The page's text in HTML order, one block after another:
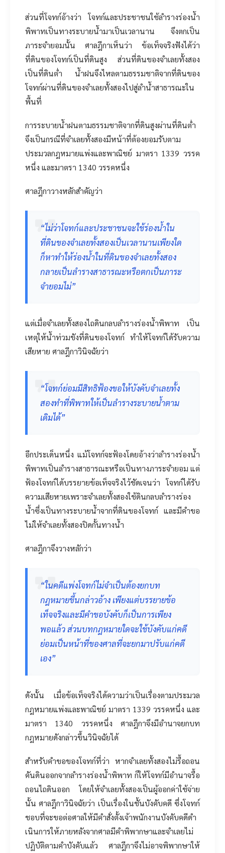
ส่วนที่โจทก์อ้างว่า โจทก์และประชาชนใช้ลำรางร่องน้ำ
พิพาทเป็นทางระบายน้ำมาเป็นเวลานาน จึงตกเป็น
ภาระจำยอมนั้น ศาลฎีกาเห็นว่า ข้อเท็จจริงฟังได้ว่า
ที่ดินของโจทก์เป็นที่ดินสูง ส่วนที่ดินของจำเลยทั้งสอง
เป็นที่ดินต่ำ น้ำฝนจึงไหลตามธรรมชาติจากที่ดินของ
โจทก์ผ่านที่ดินของจำเลยทั้งสองไปสู่ลำน้ำสาธารณะใน
พื้นที่
การระบายน้ำฝนตามธรรมชาติจากที่ดินสูงผ่านที่ดินต่ำ
จึงเป็นกรณีที่จำเลยทั้งสองมีหน้าที่ต้องยอมรับตาม
ประมวลกฎหมายแพ่งและพาณิชย์ มาตรา 1339 วรรค
หนึ่ง และมาตรา 1340 วรรคหนึ่ง
ศาลฎีกาวางหลักสำคัญว่า
“ไม่ว่าโจทก์และประชาชนจะใช้ร่องน้ำใน
ที่ดินของจำเลยทั้งสองเป็นเวลานานเพียงใด
ก็หาทำให้ร่องน้ำในที่ดินของจำเลยทั้งสอง
กลายเป็นลำรางสาธารณะหรือตกเป็นภาระ
จำยอมไม่”
แต่เมื่อจำเลยทั้งสองไถดินกลบลำรางร่องน้ำพิพาท เป็น
เหตุให้น้ำท่วมขังที่ดินของโจทก์ ทำให้โจทก์ได้รับความ
เสียหาย ศาลฎีกาวินิจฉัยว่า
“โจทก์ย่อมมีสิทธิฟ้องขอให้บังคับจำเลยทั้ง
สองทำที่พิพาทให้เป็นลำรางระบายน้ำตาม
เดิมได้”
อีกประเด็นหนึ่ง แม้โจทก์จะฟ้องโดยอ้างว่าลำรางร่องน้ำ
พิพาทเป็นลำรางสาธารณะหรือเป็นทางภาระจำยอม แต่
ฟ้องโจทก์ได้บรรยายข้อเท็จจริงไว้ชัดเจนว่า โจทก์ได้รับ
ความเสียหายเพราะจำเลยทั้งสองใช้ดินกลบลำรางร่อง
น้ำซึ่งเป็นทางระบายน้ำจากที่ดินของโจทก์ และมีคำขอ
ไม่ให้จำเลยทั้งสองปิดกั้นทางน้ำ
ศาลฎีกาจึงวางหลักว่า
“ในคดีแพ่งโจทก์ไม่จำเป็นต้องยกบท
กฎหมายขึ้นกล่าวอ้าง เพียงแต่บรรยายข้อ
เท็จจริงและมีคำขอบังคับก็เป็นการเพียง
พอแล้ว ส่วนบทกฎหมายใดจะใช้บังคับแก่คดี
ย่อมเป็นหน้าที่ของศาลที่จะยกมาปรับแก่คดี
เอง”
ดังนั้น เมื่อข้อเท็จจริงได้ความว่าเป็นเรื่องตามประมวล
กฎหมายแพ่งและพาณิชย์ มาตรา 1339 วรรคหนึ่ง และ
มาตรา 1340 วรรคหนึ่ง ศาลฎีกาจึงมีอำนาจยกบท
กฎหมายดังกล่าวขึ้นวินิจฉัยได้
สำหรับคำขอของโจทก์ที่ว่า หากจำเลยทั้งสองไม่รื้อถอน
คันดินออกจากลำรางร่องน้ำพิพาท ก็ให้โจทก์มีอำนาจรื้อ
ถอนไถดินออก โดยให้จำเลยทั้งสองเป็นผู้ออกค่าใช้จ่าย
นั้น ศาลฎีกาวินิจฉัยว่า เป็นเรื่องในชั้นบังคับคดี ซึ่งโจทก์
ชอบที่จะขอต่อศาลให้มีคำสั่งตั้งเจ้าพนักงานบังคับคดีดำ
เนินการให้ภายหลังจากศาลมีคำพิพากษาและจำเลยไม่
ปฏิบัติตามคำบังคับแล้ว ศาลฎีกาจึงไม่อาจพิพากษาให้